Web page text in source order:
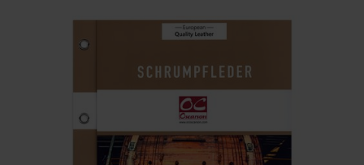
ARTIKELKOD: